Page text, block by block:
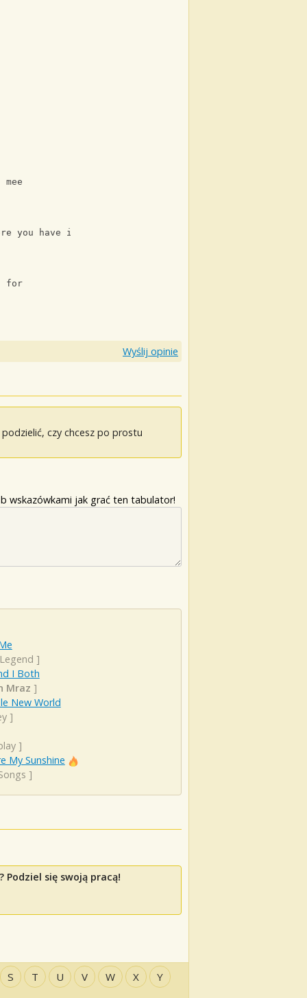
you have it
for
Wyślij opinie
czy chcesz po prostu
wskazówkami jak grać ten tabulator!
]
I Both
Mraz ]
New World
]
]
My Sunshine
]
się swoją pracą!
S T U V W X Y